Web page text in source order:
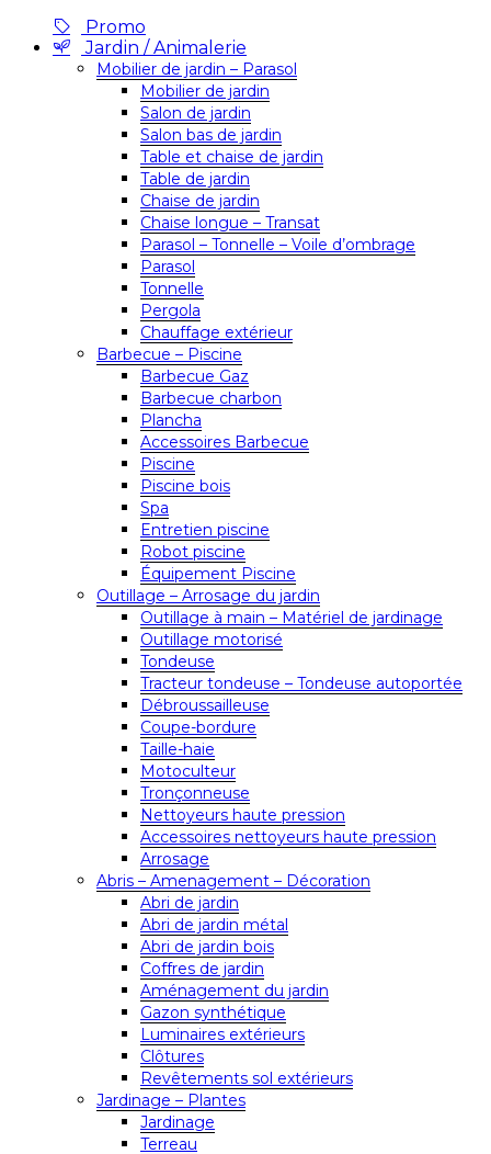
Promo
Jardin / Animalerie
Mobilier de jardin – Parasol
Mobilier de jardin
Salon de jardin
Salon bas de jardin
Table et chaise de jardin
Table de jardin
Chaise de jardin
Chaise longue – Transat
Parasol – Tonnelle – Voile d’ombrage
Parasol
Tonnelle
Pergola
Chauffage extérieur
Barbecue – Piscine
Barbecue Gaz
Barbecue charbon
Plancha
Accessoires Barbecue
Piscine
Piscine bois
Spa
Entretien piscine
Robot piscine
Équipement Piscine
Outillage – Arrosage du jardin
Outillage à main – Matériel de jardinage
Outillage motorisé
Tondeuse
Tracteur tondeuse – Tondeuse autoportée
Débroussailleuse
Coupe-bordure
Taille-haie
Motoculteur
Tronçonneuse
Nettoyeurs haute pression
Accessoires nettoyeurs haute pression
Arrosage
Abris – Amenagement – Décoration
Abri de jardin
Abri de jardin métal
Abri de jardin bois
Coffres de jardin
Aménagement du jardin
Gazon synthétique
Luminaires extérieurs
Clôtures
Revêtements sol extérieurs
Jardinage – Plantes
Jardinage
Terreau